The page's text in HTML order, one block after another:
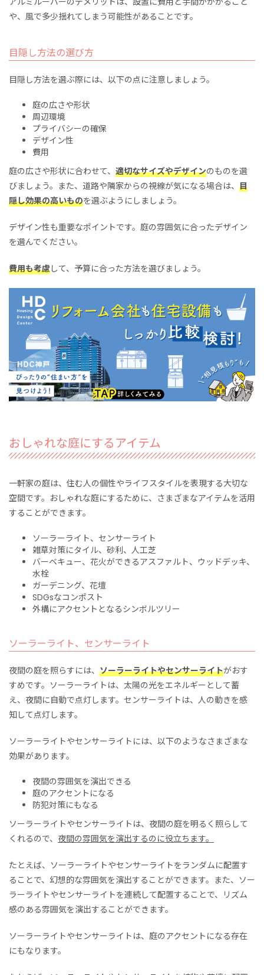
や、風で多少揺れてしまう可能性があることです。
目隠し方法の選び方
目隠し方法を選ぶ際には、以下の点に注意しましょう。
庭の広さや形状
周辺環境
プライバシーの確保
デザイン性
費用
庭の広さや形状に合わせて、 適切なサイズやデザインのものを選
びましょう。また、道路や隣家からの視線が気になる場合は、 目
隠し効果の高いものを選ぶようにしましょう。
デザイン性も重要なポイントです。庭の雰囲気に合ったデザイン
を選んでください。
費用も考慮して、予算に合った方法を選びましょう。
おしゃれな庭にするアイテム
一軒家の庭は、住む人の個性やライフスタイルを表現する大切な
空間です。おしゃれな庭にするために、さまざまなアイテムを活用
することができます。
ソーラーライト、センサーライト
雑草対策にタイル、砂利、人工芝
バーベキュー、花火ができるアスファルト、ウッドデッキ、
水栓
ガーデニング、花壇
SDGsなコンポスト
外構にアクセントとなるシンボルツリー
ソーラーライト、センサーライト
夜間の庭を照らすには、 ソーラーライトやセンサーライトがおす
すめです。ソーラーライトは、太陽の光をエネルギーとして蓄
え、夜間に自動で点灯します。センサーライトは、人の動きを感
知して点灯します。
ソーラーライトやセンサーライト には、 以下のようなさまざまな
効果があり ます。
夜間の雰囲気を演出できる
庭のアクセントになる
防犯対策にもなる
ソーラーライトやセンサーライトは、夜間の庭を明るく照らして
くれるので、 夜間の雰囲気を演出するのに役立ちます。
たとえば、ソーラーライトやセンサーライトをランダムに配置す
ることで、幻想的な雰囲気を演出することができます。また、ソー
ラーライトやセンサーライトを連続して配置することで、リズム
感のある雰囲気を演出することができます。
ソーラーライトやセンサーライトは、庭のアクセントになる存在
にもなります。